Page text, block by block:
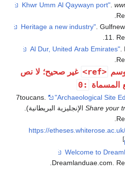
.
.
11.
.
<ref>
غير صحيح؛ لا نص
المسماة
:0
7toucans. "Archaeological Site
Share your
.
.
https://
]
Dreamlanduae.com.
.